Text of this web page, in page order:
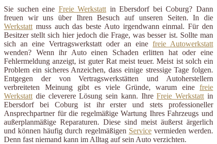
Sie suchen eine Freie Werkstatt in Ebersdorf bei Coburg? Dann
freuen wir uns über Ihren Besuch auf unseren Seiten. In die
Werkstatt muss auch das beste Auto irgendwann einmal. Für den
Besitzer stellt sich hier jedoch die Frage, was besser ist. Sollte man
sich an eine Vertragswerkstatt oder an eine freie Autowerkstatt
wenden? Wenn ihr Auto einen Schaden erlitten hat oder eine
Fehlermeldung anzeigt, ist guter Rat meist teuer. Meist ist solch ein
Problem ein sicheres Anzeichen, dass einige stressige Tage folgen.
Entgegen der von Vertragswerkstätten und Autoherstellern
verbreiteten Meinung gibt es viele Gründe, warum eine freie
Werkstatt die cleverere Lösung sein kann. IhreFreie Werkstatt in
Ebersdorf bei Coburg ist ihr erster und stets professioneller
Ansprechpartner für die regelmäßige Wartung Ihres Fahrzeugs und
außerplanmäßige Reparaturen. Diese sind meist äußerst ärgerlich
und können häufig durch regelmäßigen Servicevermieden werden.
Denn fast niemand kann im Alltag auf sein Auto verzichten.